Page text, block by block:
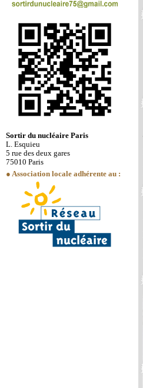
Sortir du nucléaire Paris
L. Esquieu
5 rue des deux gares
75010 Paris
● Association locale adhérente au :